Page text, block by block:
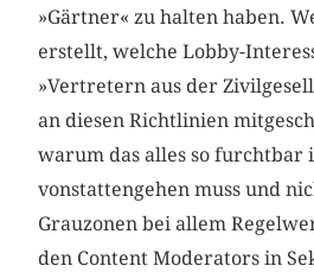
»Gärtner« zu halten haben.
erstellt, welche Lobby-
»Vertretern aus der
an diesen Richtlinien
warum das alles so furchtbar
vonstattengehen muss und
Grauzonen bei allem
den Content Moderators in